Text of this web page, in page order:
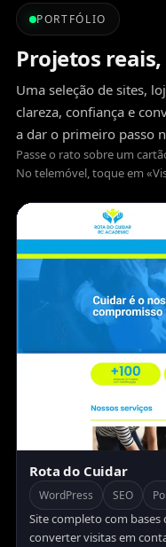
PORTFÓLIO
Projetos reais,
Uma seleção de sites,
clareza, confiança e
a dar o primeiro passo
Passe o rato sobre um
No telemóvel, toque em
Rota do Cuidar
WordPress SEO
Site completo com bases
converter visitas em